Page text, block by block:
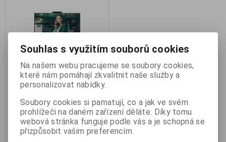
23,8" IPS AOC 24P3CW
Termín dodání (dny):3
6 790 Kč
5 612 Kč (bez DPH:)
Souhlas s využitím souborů cookies
Na našem webu pracujeme se soubory cookies,
které nám pomáhají zkvalitnit naše služby a
personalizovat nabídky.
Soubory cookies si pamatují, co a jak ve svém
prohlížeči na daném zařízení děláte. Díky tomu
webová stránka funguje podle vás a je schopná se
přizpůsobit vašim preferencím.